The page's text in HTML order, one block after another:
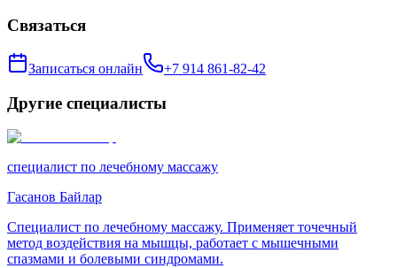
Связаться
Записаться онлайн +7 914 861-82-42
Другие специалисты
специалист по лечебному массажу
Гасанов Байлар
Специалист по лечебному массажу. Применяет точечный
метод воздействия на мышцы, работает с мышечными
спазмами и болевыми синдромами.